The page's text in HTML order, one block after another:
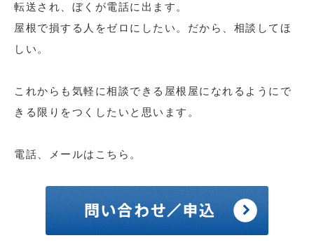
転送され、ぼくが電話に出ます。
屋根で損する人をゼロにしたい。だから、相談してほ
しい。
これからも気軽に相談できる屋根屋になれるようにで
きる限りをつくしたいと思います。
電話、メールはこちら。